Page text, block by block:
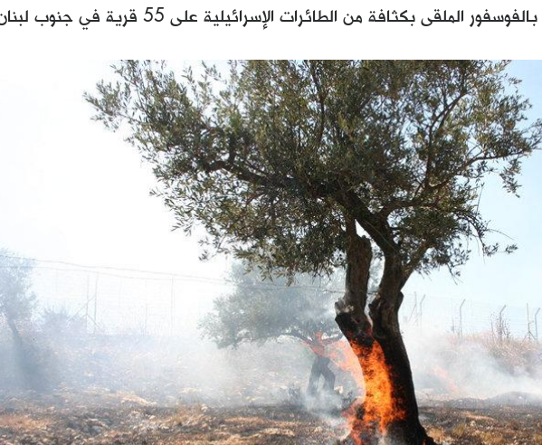
الملقى بكثافة من الطائرات الإسرائيلية على 55 قرية في جنوب لبنان.